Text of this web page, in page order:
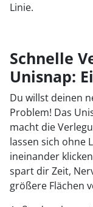
Linie.
Schnelle
Unisnap:
Du willst deinen
Problem! Das
macht die
lassen sich ohne
ineinander
spart dir Zeit,
größere Flächen